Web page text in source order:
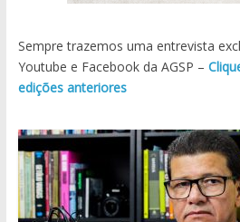
Sempre trazemos uma entrevista
Youtube e Facebook da AGSP –
edições anteriores